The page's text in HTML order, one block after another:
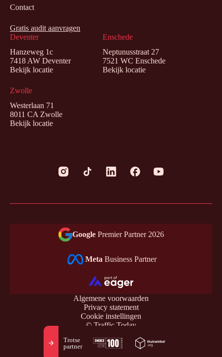
Trotse
partner
Deventer
Hanzeweg 1c
7418 AW Deventer
Bekijk locatie
Enschede
Neptunusstraat 27
7521 WC Enschede
Bekijk locatie
Zwolle
Westerlaan 71
8011 CA Zwolle
Bekijk locatie
Contact
Gratis audit aanvragen
Google Premier Partner 2026
Meta Business Partner
Algemene voorwaarden
Privacy statement
Cookie instellingen
© Traffic Today